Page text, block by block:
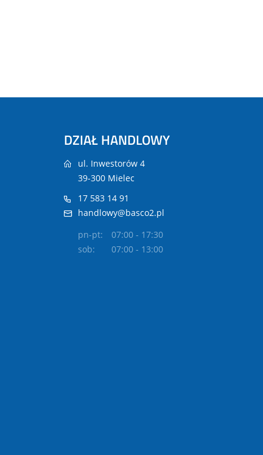
DZIAŁ HANDLOWY
ul. Inwestorów 4
39-300 Mielec
17 583 14 91
handlowy@basco2.pl
pn-pt:
07:00 - 17:30
sob:
07:00 - 13:00